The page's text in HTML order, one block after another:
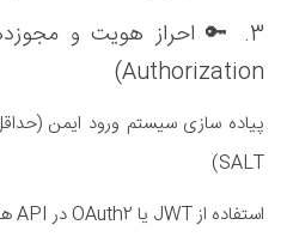
Authorization)
پیاده سازی سیستم ورود ایمن
SALT)
استفاده از JWT یا OAuth2 در API ها